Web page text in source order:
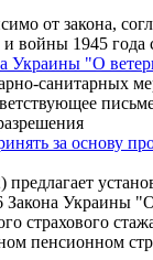
от закона,
войны 1945
"О
санитарных
за основу
Украины
пенсионном